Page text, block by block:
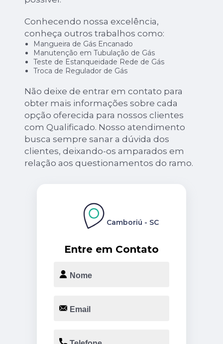
Conhecendo nossa excelência,
conheça outros trabalhos como:
Mangueira de Gás Encanado
Manutenção em Tubulação de Gás
Teste de Estanqueidade Rede de Gás
Troca de Regulador de Gás
Não deixe de entrar em contato para
obter mais informações sobre cada
opção oferecida para nossos clientes
com Qualificado. Nosso atendimento
busca sempre sanar a dúvida dos
clientes, deixando-os amparados em
relação aos questionamentos do ramo.
Entre em Contato
Camboriú - SC